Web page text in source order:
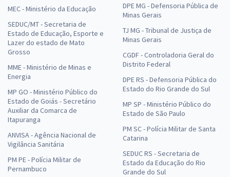
MEC - Ministério da Educação
SEDUC/MT - Secretaria de
Estado de Educação, Esporte e
Lazer do estado de Mato
Grosso
MME - Ministério de Minas e
Energia
MP GO - Ministério Público do
Estado de Goiás - Secretário
Auxiliar da Comarca de
Itapuranga
ANVISA - Agência Nacional de
Vigilância Sanitária
PM PE - Polícia Militar de
Pernambuco
DPE MG - Defensoria Pública de
Minas Gerais
TJ MG - Tribunal de Justiça de
Minas Gerais
CGDF - Controladoria Geral do
Distrito Federal
DPE RS - Defensoria Pública do
Estado do Rio Grande do Sul
MP SP - Ministério Público do
Estado de São Paulo
PM SC - Polícia Militar de Santa
Catarina
SEDUC RS - Secretaria de
Estado da Educação do Rio
Grande do Sul